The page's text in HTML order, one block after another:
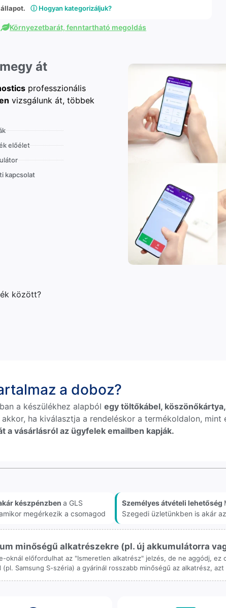
állapot.
ⓘ Hogyan kategorizáljuk?
Környezetbarát, fenntartható megoldás
át
professzionális
vizsgálunk át, többek
előélet
kapcsolat
között?
a doboz?
a készülékhez alapbólegy töltőkábel,
ha kiválasztja a rendeléskor a termékoldalon, mint
a vásárlásról az ügyfelek emailben kapják.
készpénzben a GLS
megérkezik a csomagod
Személyes átvételi lehetőség
Szegedi üzletünkben is akár
minőségű alkatrészekre (pl. új akkumulátorra
oknál előfordulhat az "Ismeretlen alkatrész" jelzés, de ne aggódj,
Samsung S-széria) a gyárinál rosszabb minőségű az alkatrész,